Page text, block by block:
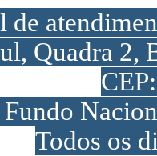
de
Quadra
Todos os